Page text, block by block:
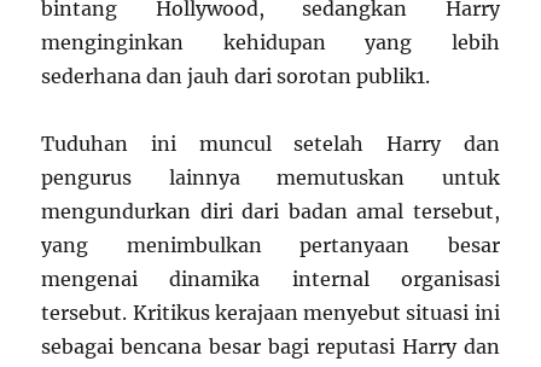
bintang Hollywood, sedangkan Harry
menginginkan kehidupan yang lebih
sederhana dan jauh dari sorotan publik1.
Tuduhan ini muncul setelah Harry dan
pengurus lainnya memutuskan untuk
mengundurkan diri dari badan amal tersebut,
yang menimbulkan pertanyaan besar
mengenai dinamika internal organisasi
tersebut. Kritikus kerajaan menyebut situasi ini
sebagai bencana besar bagi reputasi Harry dan